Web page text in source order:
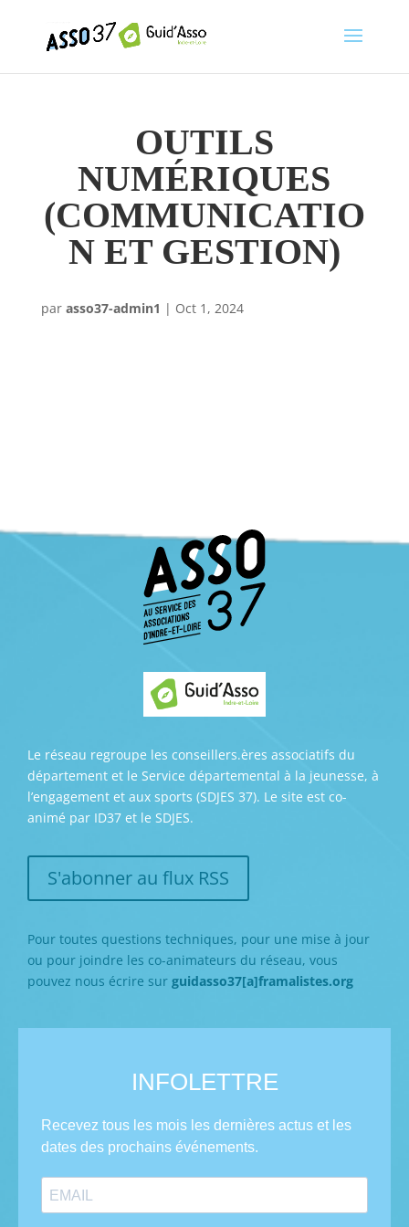
OUTILS
NUMÉRIQUES
(COMMUNICATIO
N ET GESTION)
par asso37-admin1 | Oct 1, 2024
Le réseau regroupe les conseillers.ères associatifs du
département et le Service départemental à la jeunesse, à
l’engagement et aux sports (SDJES 37). Le site est co-
animé par ID37 et le SDJES.
S'abonner au flux RSS
Pour toutes questions techniques, pour une mise à jour
ou pour joindre les co-animateurs du réseau, vous
pouvez nous écrire sur guidasso37[a]framalistes.org